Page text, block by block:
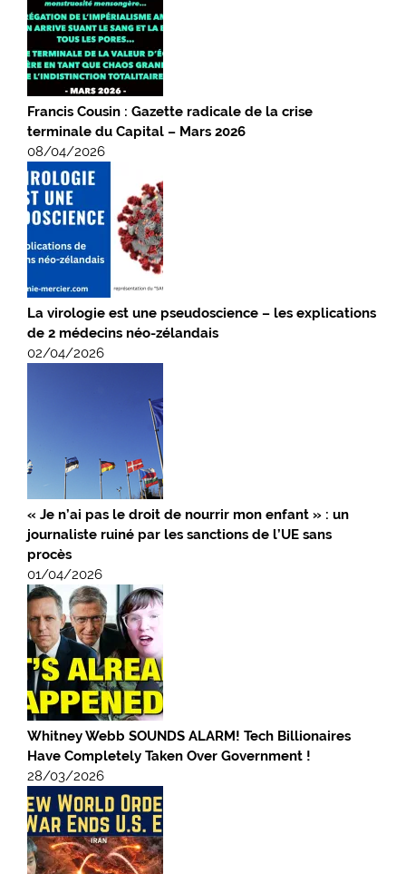
Francis Cousin : Gazette radicale de la crise
terminale du Capital – Mars 2026
08/04/2026
La virologie est une pseudoscience – les explications
de 2 médecins néo-zélandais
02/04/2026
« Je n’ai pas le droit de nourrir mon enfant » : un
journaliste ruiné par les sanctions de l’UE sans
procès
01/04/2026
Whitney Webb SOUNDS ALARM! Tech Billionaires
Have Completely Taken Over Government !
28/03/2026